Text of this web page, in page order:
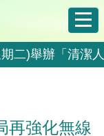
二)舉辦「清潔
二)舉辦「清潔
二)舉辦「清潔
二)舉辦「清潔
再強化無線